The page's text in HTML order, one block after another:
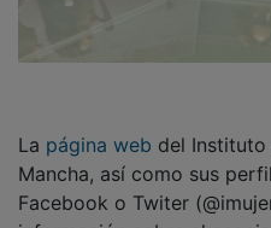
Mancha, así como sus
Facebook o Twiter
información sobre el